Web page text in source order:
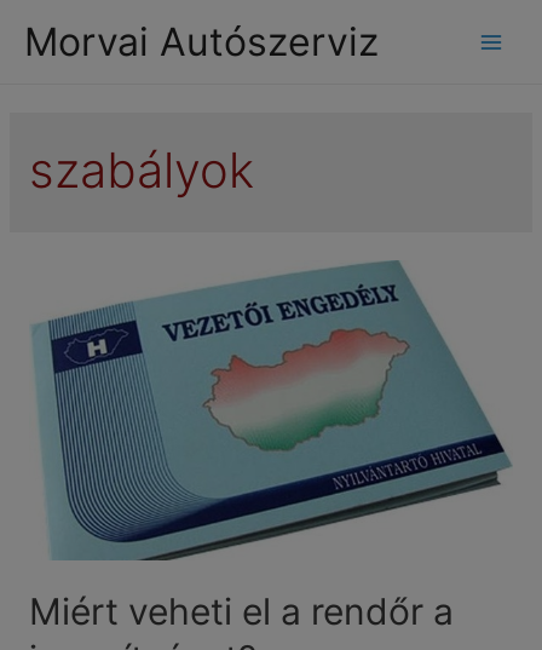
Morvai Autószerviz
szabályok
Miért veheti el a rendőr a